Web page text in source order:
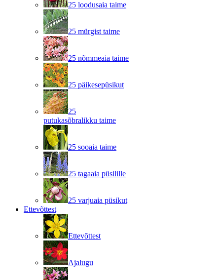
25 loodusaia taime
25 mürgist taime
25 nõmmeaia taime
25 päikesepüsikut
25
putukasõbralikku taime
25 sooaia taime
25 tagaaia püsilille
25 varjuaia püsikut
Ettevõttest
Ettevõttest
Ajalugu